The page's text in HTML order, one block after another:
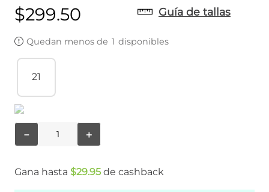
$299.50 Guía de tallas
Quedan menos de 1 disponibles
21
＋
－
Gana hasta $29.95 de cashback